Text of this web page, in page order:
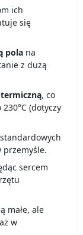
ich
się
pola na
z dużą
, co
(dotyczy
przemyśle.
sercem
małe, ale
w